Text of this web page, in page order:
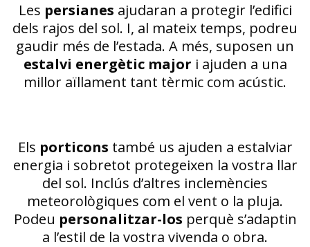
Les persianes ajudaran a protegir l’edifici
dels rajos del sol. I, al mateix temps, podreu
gaudir més de l’estada. A més, suposen un
estalvi energètic major i ajuden a una
millor aïllament tant tèrmic com acústic.
Els porticons també us ajuden a estalviar
energia i sobretot protegeixen la vostra llar
del sol. Inclús d’altres inclemències
meteorològiques com el vent o la pluja.
Podeu personalitzar-los perquè s’adaptin
a l’estil de la vostra vivenda o obra.